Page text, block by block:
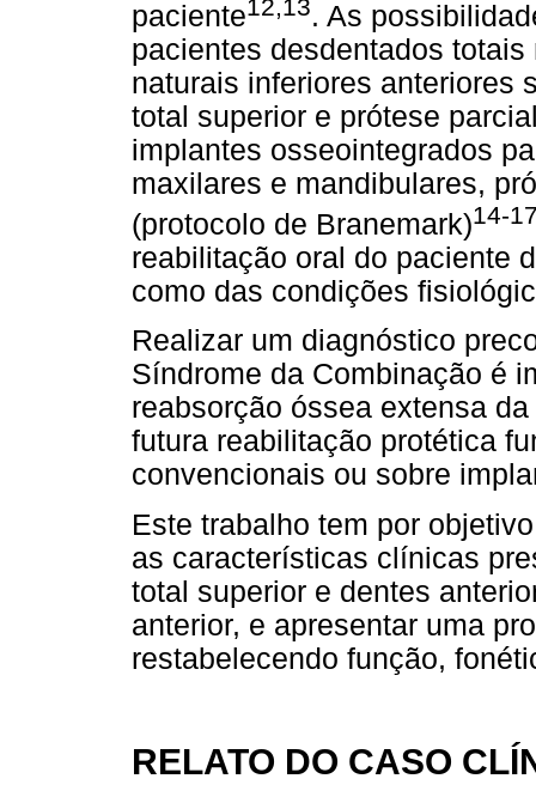
paciente12,13. As
pacientes desdentados
naturais inferiores anteriores
total superior e prótese
implantes osseointegrados
maxilares e mandibulares,
(protocolo de Branemark)14-
reabilitação oral do paciente
como das condições
Realizar um diagnóstico
Síndrome da Combinação é
reabsorção óssea extensa
futura reabilitação protética
convencionais ou sobre
Este trabalho tem por
as características clínicas
total superior e dentes
anterior, e apresentar uma
restabelecendo função,
RELATO DO CASO